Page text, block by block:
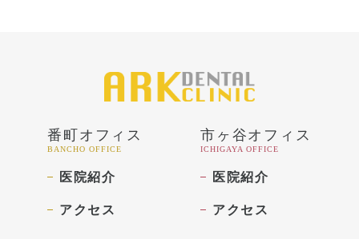
番町オフィス
BANCHO OFFICE
医院紹介
アクセス
市ヶ谷オフィス
ICHIGAYA OFFICE
医院紹介
アクセス